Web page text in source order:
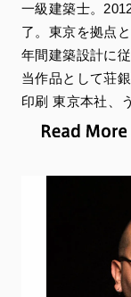
一級建築士。
了。東京を拠点
年間建築設計に
当作品として荘
印刷 東京本社、
区開発計画(進行
BOUAYAD
ヨリヤス（ヤシ